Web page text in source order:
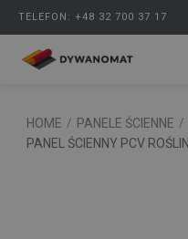
TELEFON: +48 32 700 37 17
HOME / PANELE ŚCIENNE /
PANEL ŚCIENNY PCV